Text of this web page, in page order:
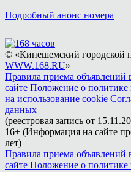
Подробный анонс номера
© «Кинешемский городской
WWW.168.RU»
Правила приема объявлений
сайте Положение о политике
на использование cookie
данных
(реестровая запись от
16+ (Информация на сайте
лет)
Правила приема объявлений
сайте Положение о политике